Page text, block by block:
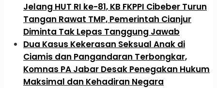
Jelang HUT RI ke-81, KB FKPPI Cibeber Turun
Tangan Rawat TMP, Pemerintah Cianjur
Diminta Tak Lepas Tanggung Jawab
Dua Kasus Kekerasan Seksual Anak di
Ciamis dan Pangandaran Terbongkar,
Komnas PA Jabar Desak Penegakan Hukum
Maksimal dan Kehadiran Negara